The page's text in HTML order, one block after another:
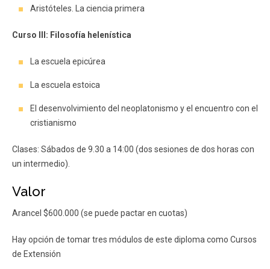
Aristóteles. La ciencia primera
Curso III: Filosofía helenística
La escuela epicúrea
La escuela estoica
El desenvolvimiento del neoplatonismo y el encuentro con el
cristianismo
Clases: Sábados de 9.30 a 14:00 (dos sesiones de dos horas con
un intermedio).
Valor
Arancel $600.000 (se puede pactar en cuotas)
Hay opción de tomar tres módulos de este diploma como Cursos
de Extensión